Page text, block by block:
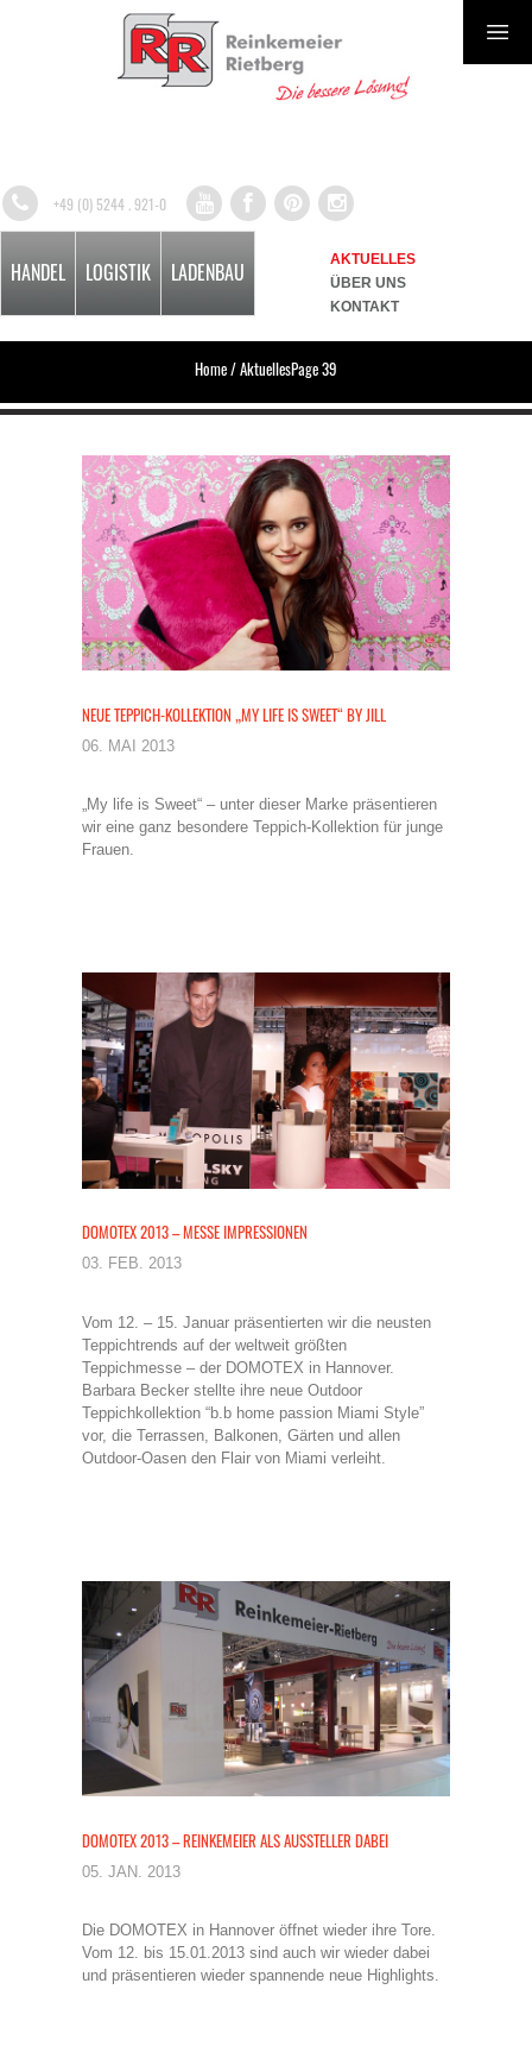
+49 (0) 5244 . 921-0
HANDEL LOGISTIK LADENBAU
AKTUELLES
ÜBER UNS
KONTAKT
Home/AktuellesPage 39
NEUE TEPPICH-KOLLEKTION „MY LIFE IS SWEET“ BY JILL
06. MAI 2013
„My life is Sweet“ – unter dieser Marke präsentieren
wir eine ganz besondere Teppich-Kollektion für junge
Frauen.
DOMOTEX 2013 – MESSE IMPRESSIONEN
03. FEB. 2013
Vom 12. – 15. Januar präsentierten wir die neusten
Teppichtrends auf der weltweit größten
Teppichmesse – der DOMOTEX in Hannover.
Barbara Becker stellte ihre neue Outdoor
Teppichkollektion “b.b home passion Miami Style”
vor, die Terrassen, Balkonen, Gärten und allen
Outdoor-Oasen den Flair von Miami verleiht.
DOMOTEX 2013 – REINKEMEIER ALS AUSSTELLER DABEI
05. JAN. 2013
Die DOMOTEX in Hannover öffnet wieder ihre Tore.
Vom 12. bis 15.01.2013 sind auch wir wieder dabei
und präsentieren wieder spannende neue Highlights.